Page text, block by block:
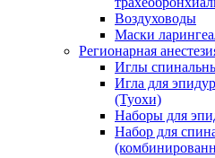
Воздуховоды
Маски
Регионарная
Иглы
Игла для
(Туохи)
Наборы для
Набор для